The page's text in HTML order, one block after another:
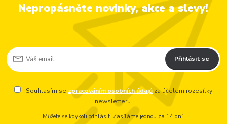
Nepropásněte novinky, akce a slevy!
Přihlásit se
Souhlasím se zpracováním osobních údajů za účelem rozesílky
newsletteru.
Můžete se kdykoli odhlásit. Zasíláme jednou za 14 dní.